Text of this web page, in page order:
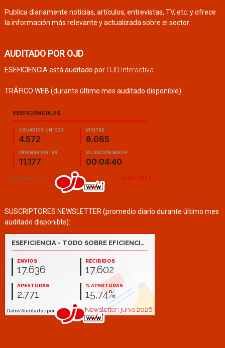
Publica diariamente noticias, artículos, entrevistas, TV, etc. y ofrece
la información más relevante y actualizada sobre el sector.
AUDITADO POR OJD
ESEFICIENCIA está auditado por OJD Interactiva
TRÁFICO WEB (durante último mes auditado disponible):
SUSCRIPTORES NEWSLETTER (promedio diario durante último mes
auditado disponible):